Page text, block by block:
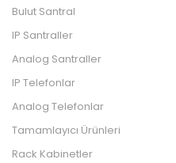
Bulut Santral
IP Santraller
Analog Santraller
IP Telefonlar
Analog Telefonlar
Tamamlayıcı Ürünleri
Rack Kabinetler